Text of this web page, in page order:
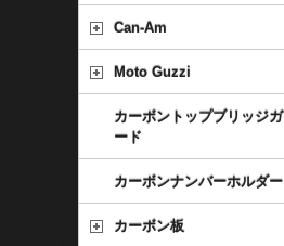
Can-Am
Moto Guzzi
カーボントップブリッジガ
ード
カーボンナンバーホルダー
カーボン板